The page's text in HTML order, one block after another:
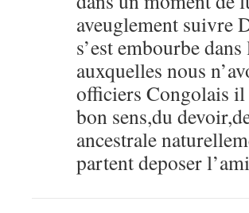
aveuglement suivre
s’est embourbe
auxquelles nous
officiers Congolais
bon sens,du
ancestrale
partent deposer